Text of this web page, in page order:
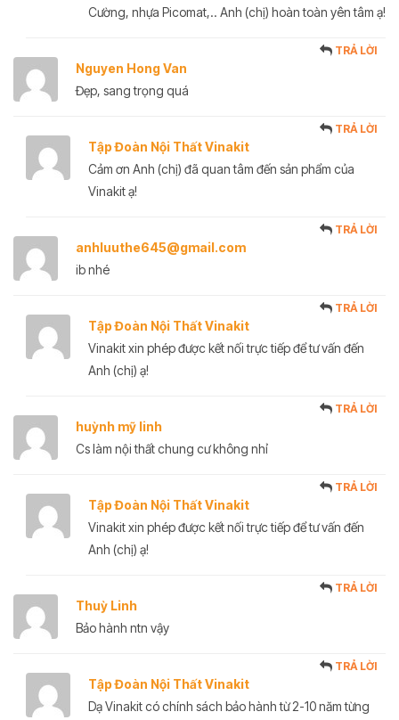
Cường, nhựa Picomat,.. Anh (chị) hoàn toàn yên tâm ạ!
Nguyen Hong Van
TRẢ LỜI
Đẹp, sang trọng quá
Tập Đoàn Nội Thất Vinakit
TRẢ LỜI
Cảm ơn Anh (chị) đã quan tâm đến sản phẩm của
Vinakit ạ!
anhluuthe645@gmail.com
TRẢ LỜI
ib nhé
Tập Đoàn Nội Thất Vinakit
TRẢ LỜI
Vinakit xin phép được kết nối trực tiếp để tư vấn đến
Anh (chị) ạ!
huỳnh mỹ linh
TRẢ LỜI
Cs làm nội thất chung cư không nhỉ
Tập Đoàn Nội Thất Vinakit
TRẢ LỜI
Vinakit xin phép được kết nối trực tiếp để tư vấn đến
Anh (chị) ạ!
Thuỳ Linh
TRẢ LỜI
Bảo hành ntn vậy
Tập Đoàn Nội Thất Vinakit
TRẢ LỜI
Dạ Vinakit có chính sách bảo hành từ 2-10 năm từng